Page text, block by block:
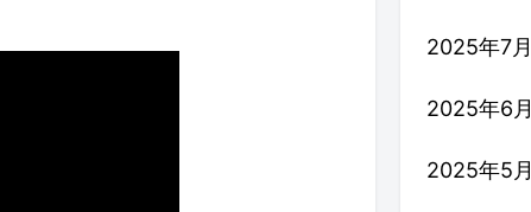
2025年7月
2025年6月
2025年5月